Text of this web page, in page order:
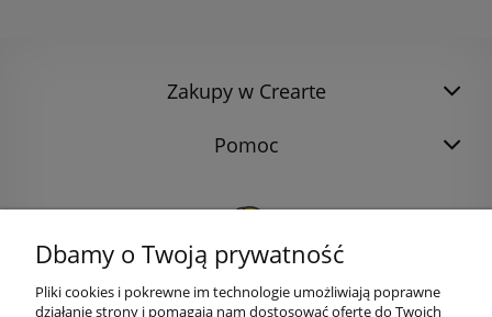
Zakupy w Crearte
Pomoc
Dbamy o Twoją prywatność
Pliki cookies i pokrewne im technologie umożliwiają poprawne
działanie strony i pomagają nam dostosować ofertę do Twoich